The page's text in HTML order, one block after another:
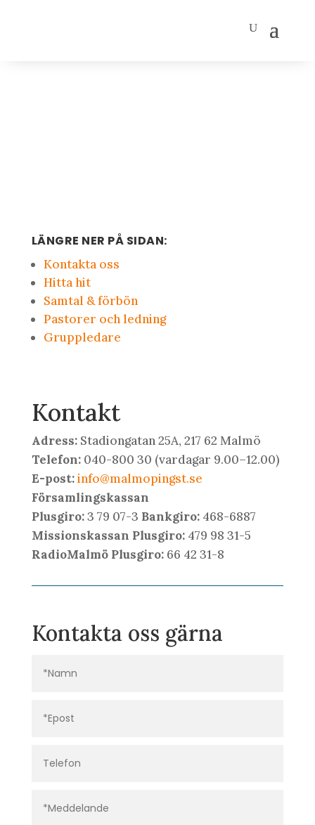
LÄNGRE NER PÅ SIDAN:
Kontakta oss
Hitta hit
Samtal & förbön
Pastorer och ledning
Gruppledare
Kontakt
Adress:Stadiongatan 25A, 217 62 Malmö
Telefon:040-800 30 (vardagar 9.00–12.00)
E-post:info@malmopingst.se
Församlingskassan
Plusgiro:3 79 07-3 Bankgiro:468-6887
Missionskassan Plusgiro:479 98 31-5
RadioMalmö Plusgiro:66 42 31-8
Kontakta oss gärna